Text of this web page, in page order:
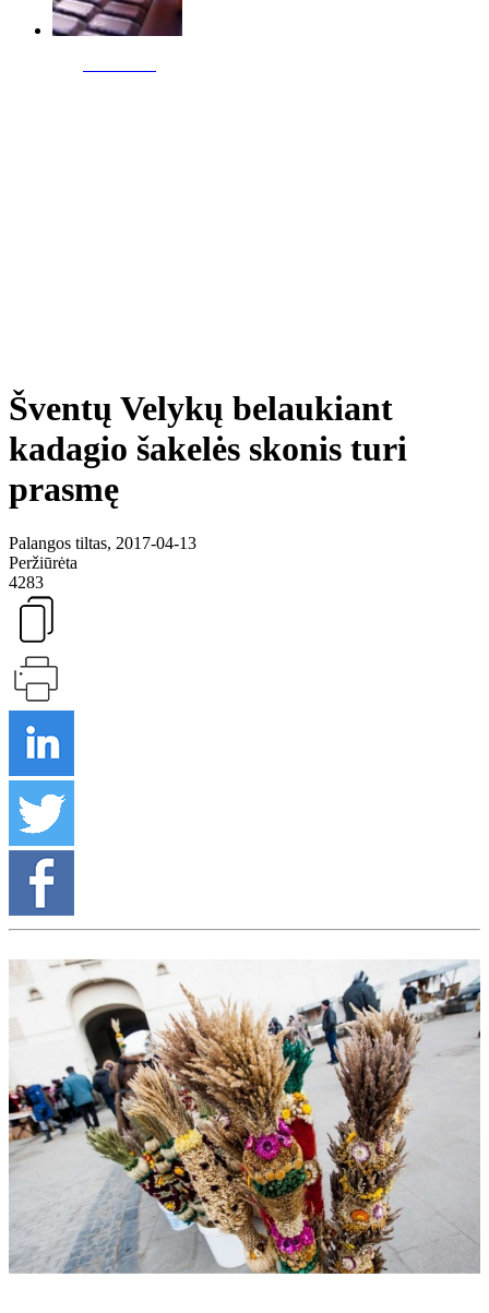
Šventų Velykų belaukiant
kadagio šakelės skonis turi
prasmę
Palangos tiltas, 2017-04-13
Peržiūrėta
4283